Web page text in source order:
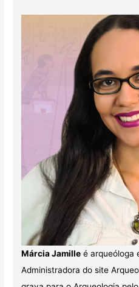
Márcia Jamilleé arqueóloga
Administradora do site